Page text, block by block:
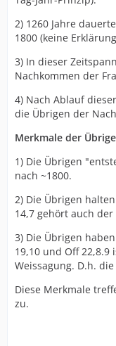
2) 1260 Jahre
1800 (keine
3) In dieser
Nachkommen der
4) Nach Ablauf
die Übrigen der
Merkmale der
1) Die Übrigen
nach ~1800.
2) Die Übrigen
14,7 gehört auch der
3) Die Übrigen
19,10 und Off 22,8.9
Weissagung. D.h.
Diese Merkmale
zu.